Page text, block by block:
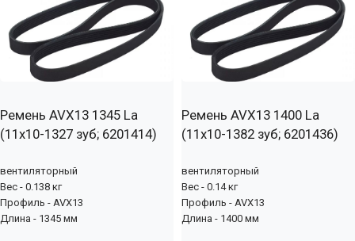
Ремень AVX13 1345 La
(11х10-1327 зуб; 6201414)
вентиляторный
Вес - 0.138 кг
Профиль - AVX13
Длина - 1345 мм
Ремень AVX13 1400 La
(11х10-1382 зуб; 6201436)
вентиляторный
Вес - 0.14 кг
Профиль - AVX13
Длина - 1400 мм